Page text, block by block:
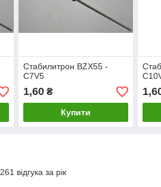
Стабилитрон BZX55 -
C7V5
1,60₴
Купити
відгука за рік